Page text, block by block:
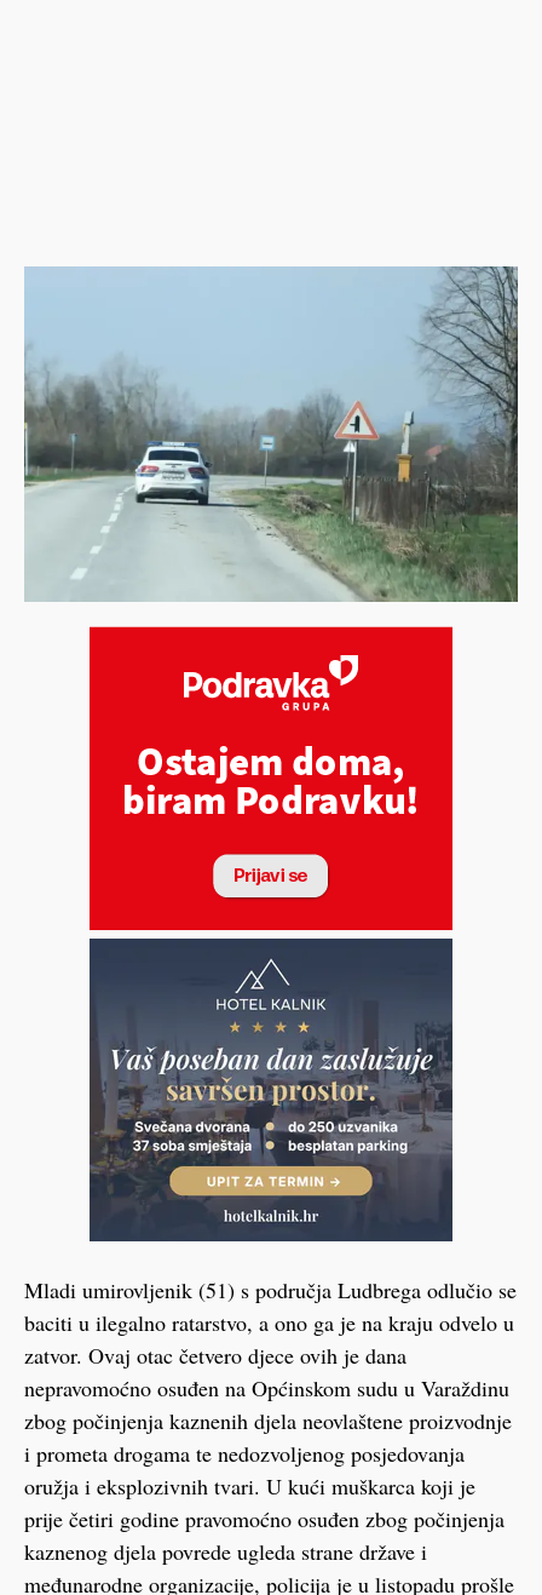
Mladi umirovljenik (51) s područja Ludbrega odlučio se
baciti u ilegalno ratarstvo, a ono ga je na kraju odvelo u
zatvor. Ovaj otac četvero djece ovih je dana
nepravomoćno osuđen na Općinskom sudu u Varaždinu
zbog počinjenja kaznenih djela neovlaštene proizvodnje
i prometa drogama te nedozvoljenog posjedovanja
oružja i eksplozivnih tvari. U kući muškarca koji je
prije četiri godine pravomoćno osuđen zbog počinjenja
kaznenog djela povrede ugleda strane države i
međunarodne organizacije, policija je u listopadu prošle